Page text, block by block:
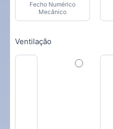
Fecho Numérico
Mecânico
Ventilação